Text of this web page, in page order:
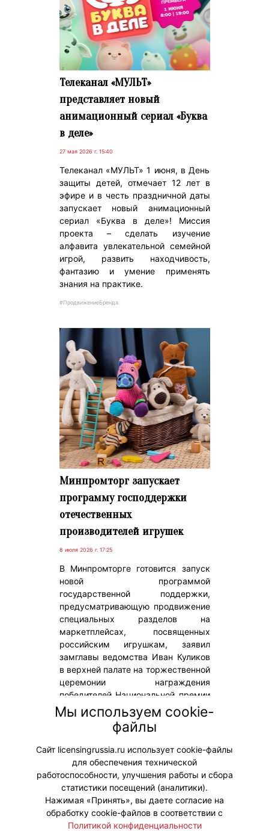
Телеканал «МУЛЬТ»
представляет новый
анимационный сериал «Буква
в деле»
27 мая 2026 г. 15:40
Телеканал «МУЛЬТ» 1 июня, в День
защиты детей, отмечает 12 лет в
эфире и в честь праздничной даты
запускает новый анимационный
сериал «Буква в деле»! Миссия
проекта – сделать изучение
алфавита увлекательной семейной
игрой, развить находчивость,
фантазию и умение применять
знания на практике.
#ПродвижениеБренда
Минпромторг запускает
программу господдержки
отечественных
производителей игрушек
8 июля 2026 г. 17:25
В Минпромторге готовится запуск
новой программой
государственной поддержки,
предусматривающую продвижение
специальных разделов на
маркетплейсах, посвященных
российским игрушкам, заявил
замглавы ведомства Иван Куликов
в верхней палате на торжественной
церемонии награждения
победителей Национальной премии
в сфере товаров и услуг для детей
«Золотой медвежонок»,
сообщается на сайте сетевого
издания «СенатИнформ».
#Законодательство
Мы используем cookie-
файлы
Сайт licensingrussia.ru использует cookie-файлы
для обеспечения технической
работоспособности, улучшения работы и сбора
статистики посещений (аналитики).
Нажимая «Принять», вы даете согласие на
обработку cookie-файлов в соответствии с
Политикой конфиденциальности